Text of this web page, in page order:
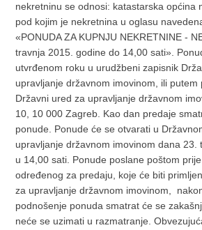
nekretninu se odnosi: katastarska općina
pod kojim je nekretnina u oglasu
«PONUDA ZA KUPNJU NEKRETNINE -
travnja 2015. godine do 14,00 sati».
utvrđenom roku u urudžbeni zapisnik
upravljanje državnom imovinom, ili putem
Državni ured za upravljanje državnom
10, 10 000 Zagreb. Kao dan predaje
ponude. Ponude će se otvarati u
upravljanje državnom imovinom dana 23.
u 14,00 sati. Ponude poslane poštom
određenog za predaju, koje će biti
za upravljanje državnom imovinom,
podnošenje ponuda smatrat će se
neće se uzimati u razmatranje.